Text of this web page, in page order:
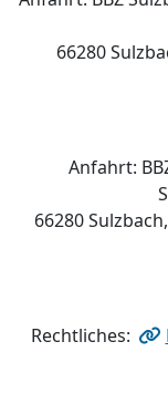
66280
Anfahrt:
66280
Rechtliches: